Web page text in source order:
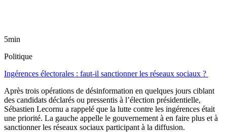
5min
Politique
Ingérences électorales : faut-il sanctionner les réseaux sociaux ?
Après trois opérations de désinformation en quelques jours ciblant
des candidats déclarés ou pressentis à l’élection présidentielle,
Sébastien Lecornu a rappelé que la lutte contre les ingérences était
une priorité. La gauche appelle le gouvernement à en faire plus et à
sanctionner les réseaux sociaux participant à la diffusion.